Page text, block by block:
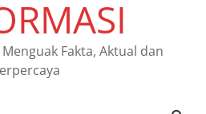
1 Kedamean Juara I
Over HPN 2026 Gresik
Fakta, Aktual dan